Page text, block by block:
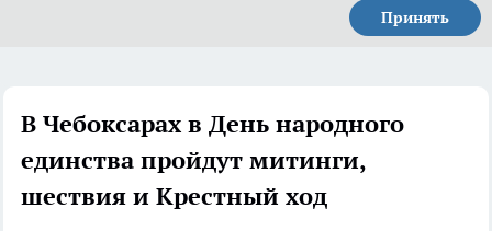
Принять
В Чебоксарах в День народного
единства пройдут митинги,
шествия и Крестный ход